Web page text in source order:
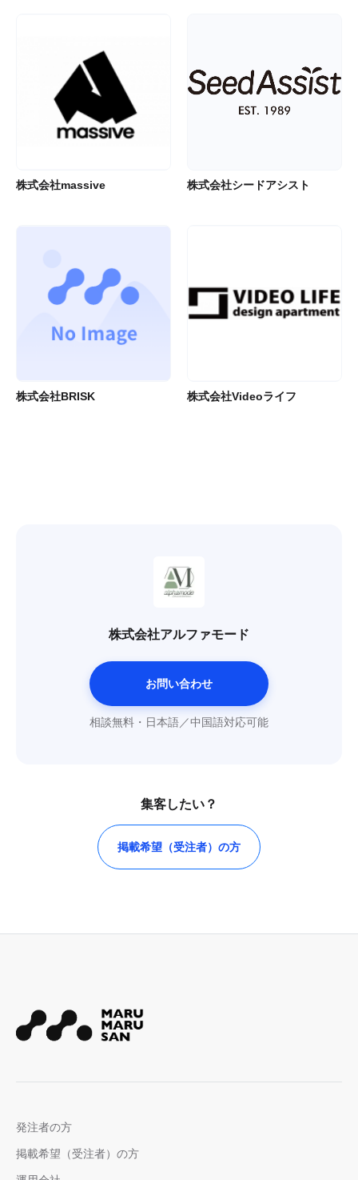
株式会社massive 株式会社シードアシスト
株式会社BRISK 株式会社Videoライフ
株式会社アルファモード
お問い合わせ
相談無料・日本語／中国語対応可能
集客したい？
掲載希望（受注者）の方
発注者の方
掲載希望（受注者）の方